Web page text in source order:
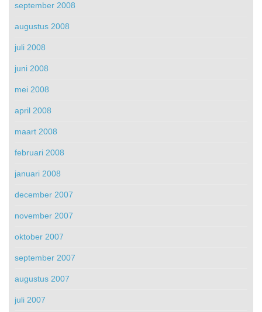
september 2008
augustus 2008
juli 2008
juni 2008
mei 2008
april 2008
maart 2008
februari 2008
januari 2008
december 2007
november 2007
oktober 2007
september 2007
augustus 2007
juli 2007